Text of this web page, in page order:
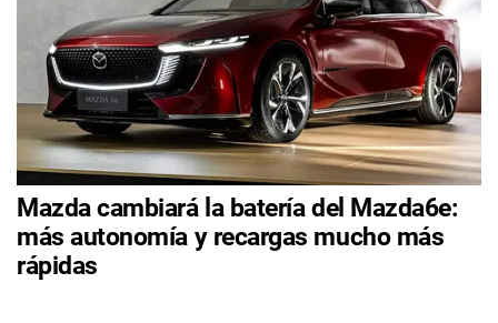
Mazda cambiará la batería del Mazda6e:
más autonomía y recargas mucho más
rápidas